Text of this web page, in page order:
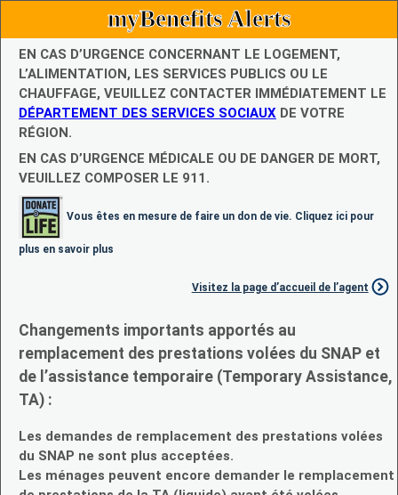
myBenefits Alerts
EN CAS D’URGENCE CONCERNANT LE LOGEMENT,
L’ALIMENTATION, LES SERVICES PUBLICS OU LE
CHAUFFAGE, VEUILLEZ CONTACTER IMMÉDIATEMENT LE
DÉPARTEMENT DES SERVICES SOCIAUX DE VOTRE
RÉGION.
EN CAS D’URGENCE MÉDICALE OU DE DANGER DE MORT,
VEUILLEZ COMPOSER LE 911.
Vous êtes en mesure de faire un don de vie. Cliquez ici pour
plus en savoir plus
Visitez la page d’accueil de l’agent
Changements importants apportés au
remplacement des prestations volées du SNAP et
de l’assistance temporaire (Temporary Assistance,
TA) :
Les demandes de remplacement des prestations volées
du SNAP ne sont plus acceptées.
Les ménages peuvent encore demander le remplacement